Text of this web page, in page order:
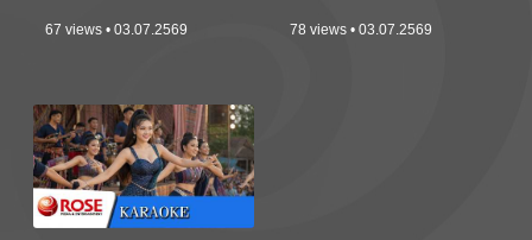
67 views • 03.07.2569 78 views • 03.07.2569